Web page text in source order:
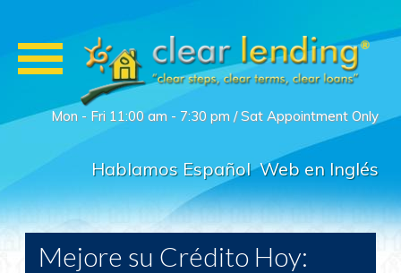
Mon - Fri 11:00 am - 7:30 pm / Sat Appointment Only
Web en Inglés
Hablamos Español
Mejore su Crédito Hoy: